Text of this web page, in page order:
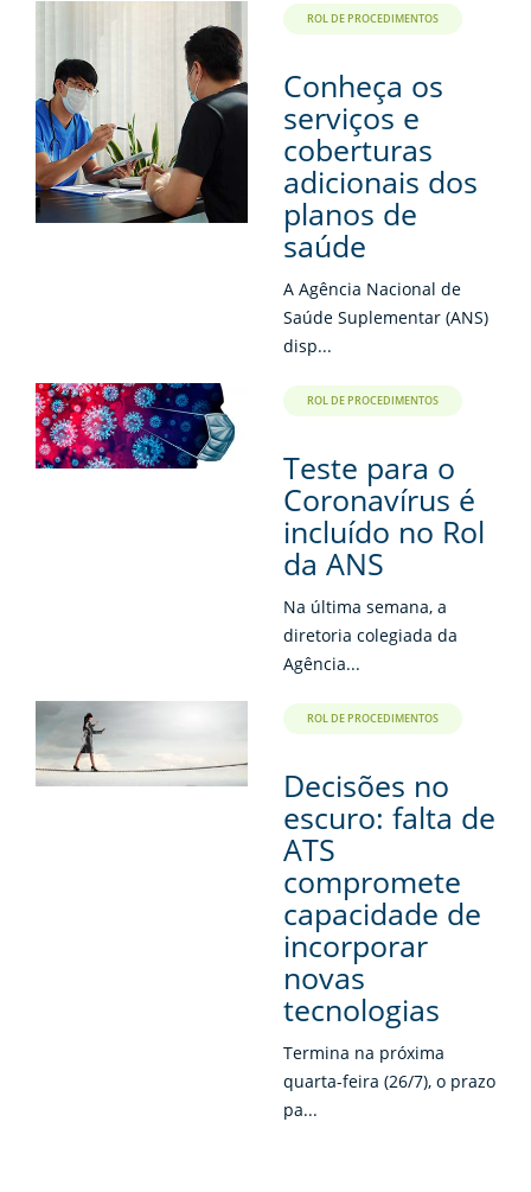
ROL DE PROCEDIMENTOS
Conheça os
serviços e
coberturas
adicionais dos
planos de
saúde
A Agência Nacional de
Saúde Suplementar (ANS)
disp...
ROL DE PROCEDIMENTOS
Teste para o
Coronavírus é
incluído no Rol
da ANS
Na última semana, a
diretoria colegiada da
Agência...
ROL DE PROCEDIMENTOS
Decisões no
escuro: falta de
ATS
compromete
capacidade de
incorporar
novas
tecnologias
Termina na próxima
quarta-feira (26/7), o prazo
pa...